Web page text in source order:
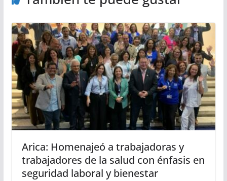
Arica: Homenajeó a trabajadoras y
trabajadores de la salud con énfasis en
seguridad laboral y bienestar